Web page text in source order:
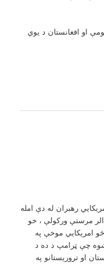
او افغانستان د یوي
رهبران له دې امله
مرستې ورکولې ، خو
امريکايي موخې په
چې ټرامپ د ده د
او تروريستانو په